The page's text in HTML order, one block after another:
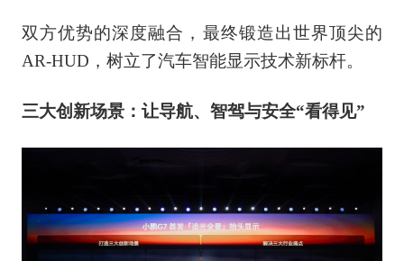
双方优势的深度融合，最终锻造出世界顶尖的
AR-HUD，树立了汽车智能显示技术新标杆。
三大创新场景：让导航、智驾与安全“看得见”